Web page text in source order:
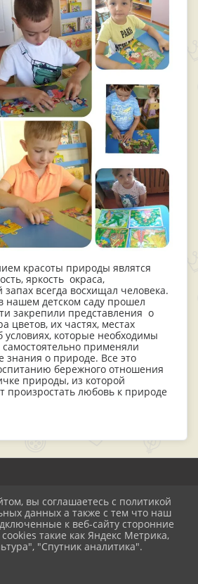
красоты природы являтся
яркость окраса,
всегда восхищал человека.
нашем детском саду прошел
закрепили представления о
цветов, их частях, местах
условиях, которые необходимы
применяли
знания о природе. Все это
бережного отношения
природы, из которой
произростать любовь к природе
данных
вы соглашаетесь с политикой
данных а также с тем что наш
к веб-сайту сторонние
такие как Яндекс Метрика,
"Спутник аналитика".